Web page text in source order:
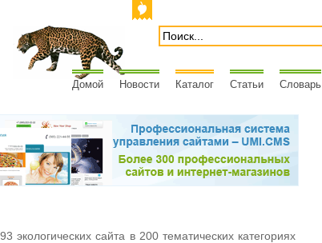
Домой Новости Каталог Статьи Словарь
экологических сайта в 200 тематических категориях